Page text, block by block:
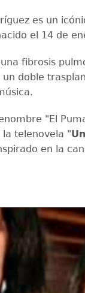
es un
el 14 de
fibrosis
un doble
"El
telenovela "
en la